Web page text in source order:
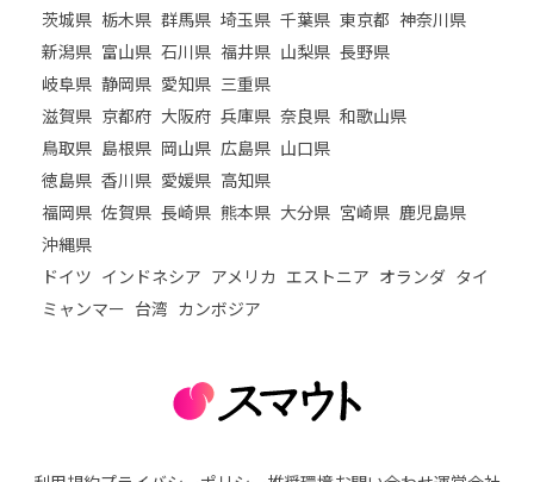
茨城県 栃木県 群馬県 埼玉県 千葉県 東京都 神奈川県
新潟県 富山県 石川県 福井県 山梨県 長野県
岐阜県 静岡県 愛知県 三重県
滋賀県 京都府 大阪府 兵庫県 奈良県 和歌山県
鳥取県 島根県 岡山県 広島県 山口県
徳島県 香川県 愛媛県 高知県
福岡県 佐賀県 長崎県 熊本県 大分県 宮崎県 鹿児島県
沖縄県
ドイツ インドネシア アメリカ エストニア オランダ タイ
ミャンマー 台湾 カンボジア